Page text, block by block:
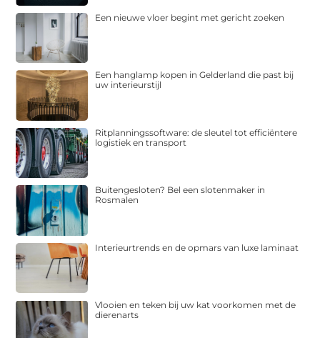
Een nieuwe vloer begint met gericht zoeken
Een hanglamp kopen in Gelderland die past bij
uw interieurstijl
Ritplanningssoftware: de sleutel tot efficiëntere
logistiek en transport
Buitengesloten? Bel een slotenmaker in
Rosmalen
Interieurtrends en de opmars van luxe laminaat
Vlooien en teken bij uw kat voorkomen met de
dierenarts